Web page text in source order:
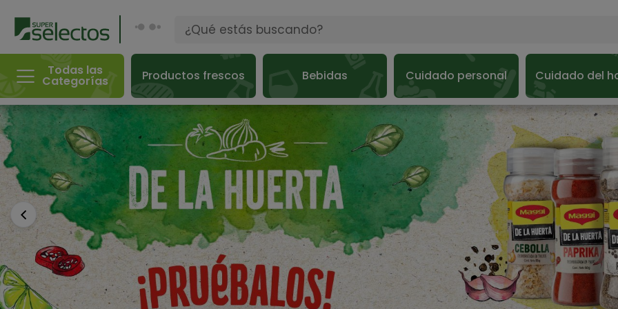
Todas las
Categorías Productos frescos Bebidas Cuidado personal Cuidado del
Anterior